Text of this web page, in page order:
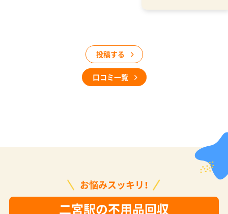
投稿する
口コミ一覧
お悩みスッキリ！
二宮駅の不用品回収